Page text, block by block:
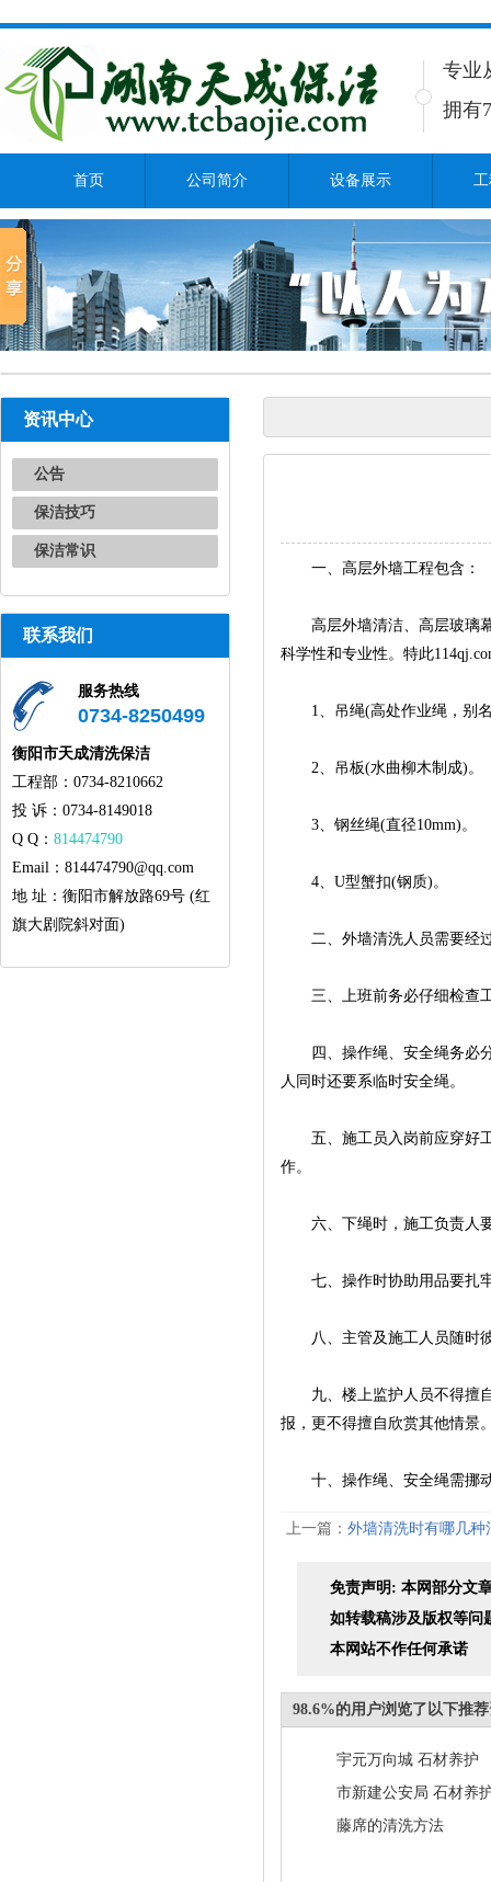
专业
拥有
首页 公司简介 设备展示
资讯中心
公告
保洁技巧
保洁常识
联系我们
服务热线
0734-8250499
衡阳市天成清洗保洁
工程部：0734-8210662
投 诉：0734-8149018
Q Q： 814474790
Email：814474790@qq.com
地 址：衡阳市解放路69号 (红
旗大剧院斜对面)
一、高层外墙工程包含：
高层外墙清洁、高层玻璃幕
科学性和专业性。特此
1、吊绳(高处作业绳，别名
2、吊板(水曲柳木制成)。
3、钢丝绳(直径10mm)。
4、U型蟹扣(钢质)。
二、外墙清洗人员需要经过
三、上班前务必仔细检查工
四、操作绳、安全绳务必分
人同时还要系临时安全绳。
五、施工员入岗前应穿好工
作。
六、下绳时，施工负责人要
七、操作时协助用品要扎牢
八、主管及施工人员随时彼
九、楼上监护人员不得擅自
报，更不得擅自欣赏其他情景
十、操作绳、安全绳需挪动
上一篇： 外墙清洗时有哪几种
免责声明: 本网部分文
如转载稿涉及版权等问
本网站不作任何承诺
98.6%的用户浏览了以下推
宇元万向城 石材养护
市新建公安局 石材养
藤席的清洗方法